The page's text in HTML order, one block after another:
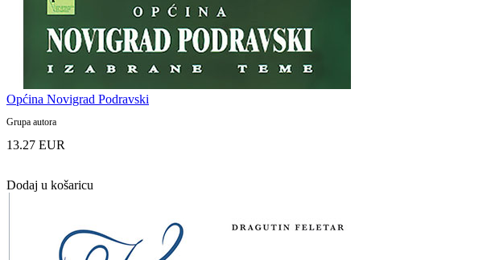
Općina Novigrad Podravski
Grupa autora
13.27 EUR
Dodaj u košaricu